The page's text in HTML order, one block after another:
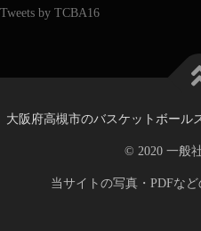
Tweets by TCBA16
大阪府高槻市のバスケットボール
© 2020 一般
当サイトの写真・PDFな